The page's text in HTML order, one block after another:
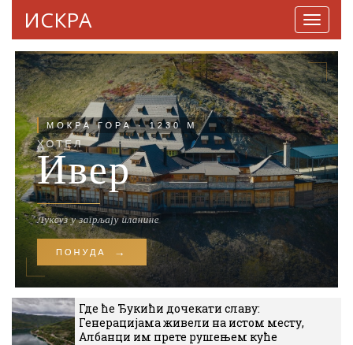
ИСКРА
Где ће Ђукићи дочекати славу:
Генерацијама живели на истом месту,
Албанци им прете рушењем куће